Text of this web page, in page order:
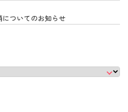
についてのお知らせ